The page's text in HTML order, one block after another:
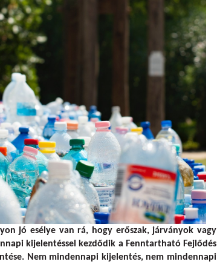
jó esélye van rá, hogy erőszak, járványok vagy
kijelentéssel kezdődik a Fenntartható Fejlődés
Nem mindennapi kijelentés, nem mindennapi